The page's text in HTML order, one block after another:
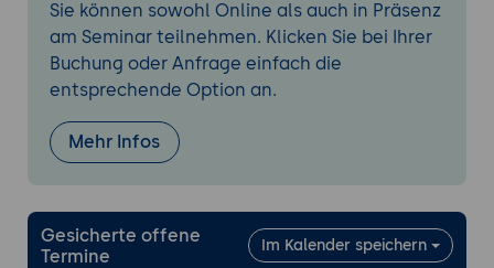
Mehrere Web-Anwendungen parallel
Praxis-Übung 1: Standalone-Server mit Web-
Anwendung
Aufstellung mit zwei Web-Anwendungen
aufbauen
anlegen, http- und console-capture-
Module aktivieren, zwei Beispiel-WAR-
Sie können sowohl Online als auch in Präsenz
am Seminar teilnehmen. Klicken Sie bei Ihrer
Buchung oder Anfrage einfach die
entsprechende Option an.
Mehr Infos
Gesicherte offene
Termine
Im Kalender speichern